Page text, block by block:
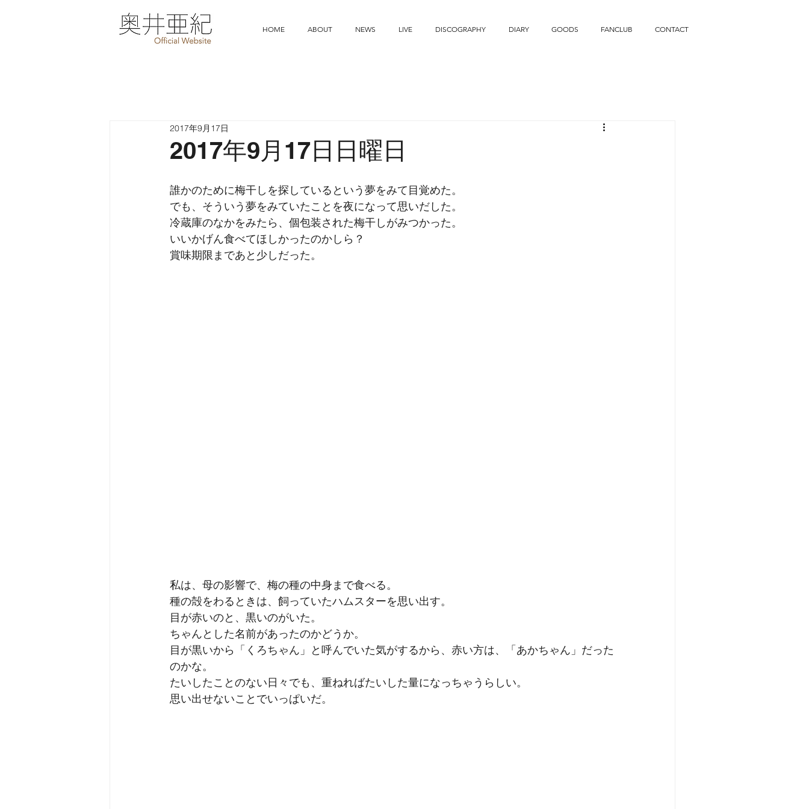
HOME ABOUT NEWS LIVE DISCOGRAPHY DIARY GOODS FANCLUB CONTACT
2017年9月17日日曜日
2017年9月17日
誰かのために梅干しを探しているという夢をみて目覚めた。
でも、そういう夢をみていたことを夜になって思いだした。
冷蔵庫のなかをみたら、個包装された梅干しがみつかった。
いいかげん食べてほしかったのかしら？
賞味期限まであと少しだった。
私は、母の影響で、梅の種の中身まで食べる。
種の殻をわるときは、飼っていたハムスターを思い出す。
目が赤いのと、黒いのがいた。
ちゃんとした名前があったのかどうか。
目が黒いから「くろちゃん」と呼んでいた気がするから、赤い方は、「あかちゃん」だった
のかな。
たいしたことのない日々でも、重ねればたいした量になっちゃうらしい。
思い出せないことでいっぱいだ。